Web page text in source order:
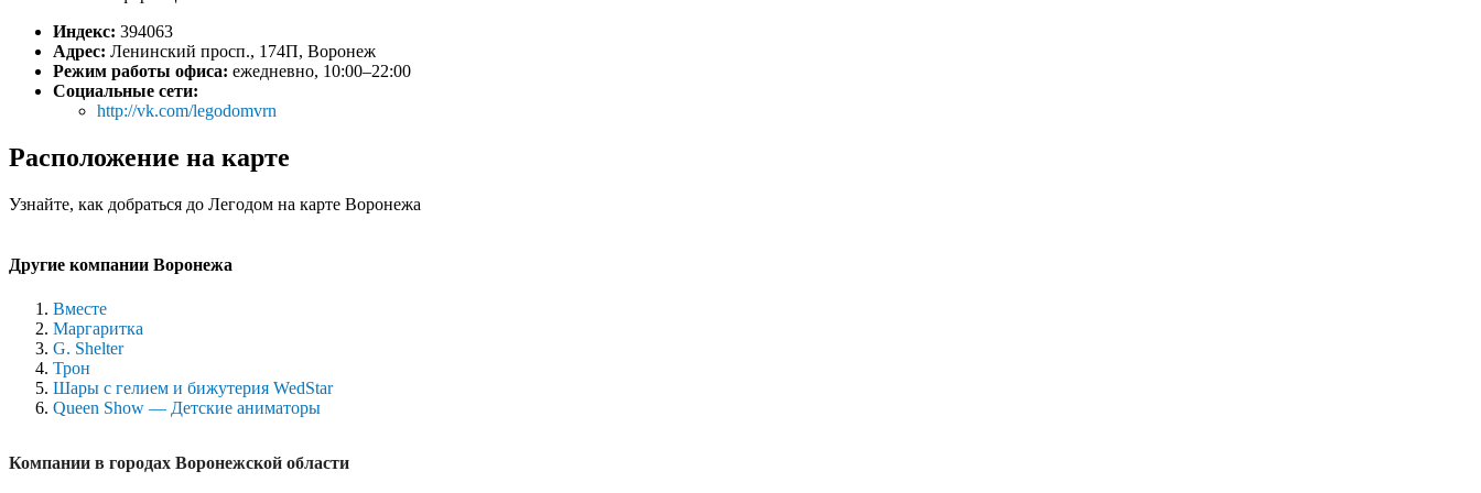
Индекс: 394063
Адрес: Ленинский просп., 174П, Воронеж
Режим работы офиса: ежедневно, 10:00–22:00
Социальные сети:
http://vk.com/legodomvrn
Расположение на карте
Узнайте, как добраться до Легодом на карте Воронежа
Другие компании Воронежа
Вместе
Маргаритка
G. Shelter
Трон
Шары с гелием и бижутерия WedStar
Queen Show — Детские аниматоры
Компании в городах Воронежской области